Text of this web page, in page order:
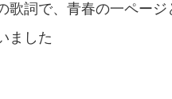
歌詞で、青春の一ペー
ました